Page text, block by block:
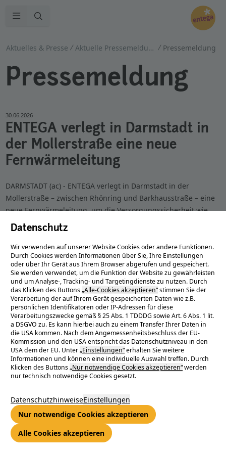
Datenschutz
Wir verwenden auf unserer Website Cookies oder andere Funktionen.
Durch Cookies werden Informationen über Sie, Ihre Einstellungen
oder über Ihr Gerät aus Ihrem Browser abgerufen und gespeichert.
Sie werden verwendet, um die Funktion der Website zu gewährleisten
und um Analyse-, Tracking- und Targetingdienste zu nutzen. Durch
das Klicken des Buttons„Alle-Cookies akzeptieren“stimmen Sie der
Verarbeitung der auf Ihrem Gerät gespeicherten Daten wie z.B.
persönlichen Identifikatoren oder IP-Adressen für diese
Verarbeitungszwecke gemäß § 25 Abs. 1 TDDDG sowie Art. 6 Abs. 1 lit.
a DSGVO zu. Es kann hierbei auch zu einem Transfer Ihrer Daten in
die USA kommen. Nach dem Angemessenheitsbeschluss der EU-
Kommission und den USA entspricht das Datenschutzniveau in den
USA dem der EU. Unter„Einstellungen“erhalten Sie weitere
Informationen und können eine individuelle Auswahl treffen. Durch
Klicken des Buttons„Nur notwendige Cookies akzeptieren“werden
nur technisch notwendige Cookies gesetzt.
DatenschutzhinweiseEinstellungen
Nur notwendige Cookies akzeptieren
Alle Cookies akzeptieren
Aktuelles & Presse Aktuelle Pressemeldungen Pressemeldung
Pressemeldung
30.06.2026
ENTEGA verlegt in Darmstadt in
der Mollerstraße eine neue
Fernwärmeleitung
DARMSTADT (ac) - ENTEGA verlegt in Darmstadt in der
Mollerstraße – zwischen Rhönring und Barkhausstraße – eine
neue Fernwärmeleitung, um die Versorgungssicherheit wie
bisher auf hohem Niveau sicherzustellen. Die Arbeiten
beginnen am 6. Juli 2026, und dauern voraussichtlich bis Mitte
September 2026.
Während der Bauarbeiten muss die Versorgung nicht
unterbrochen werden. Es kann im Zuge der Arbeiten zu
zusätzlichem Lärm und zu Verkehrsbehinderungen kommen.
In diesem Zeitraum kann es zu Beeinträchtigungen der
Zugangswege und Parkflächen kommen. Die Anwohner
werden rechtzeitig per Handzettel informiert.
Über Versorgungsstörungen und Behinderungen durch
Baustellen wird über dieApp e-netz Tickerund aufwww.e-
netz-suedhessen.deinformiert.